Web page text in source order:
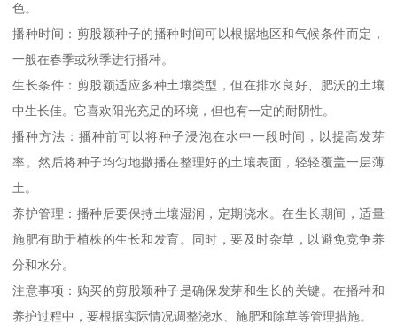
色。
播种时间：剪股颖种子的播种时间可以根据地区和气候条件而定，
一般在春季或秋季进行播种。
生长条件：剪股颖适应多种土壤类型，但在排水良好、肥沃的土壤
中生长佳。它喜欢阳光充足的环境，但也有一定的耐阴性。
播种方法：播种前可以将种子浸泡在水中一段时间，以提高发芽
率。然后将种子均匀地撒播在整理好的土壤表面，轻轻覆盖一层薄
土。
养护管理：播种后要保持土壤湿润，定期浇水。在生长期间，适量
施肥有助于植株的生长和发育。同时，要及时杂草，以避免竞争养
分和水分。
注意事项：购买的剪股颖种子是确保发芽和生长的关键。在播种和
养护过程中，要根据实际情况调整浇水、施肥和除草等管理措施。